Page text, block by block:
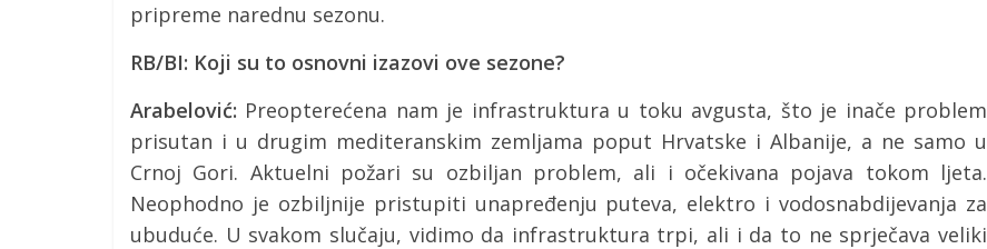
pripreme narednu sezonu.
RB/BI: Koji su to osnovni izazovi ove sezone?
Arabelović: Preopterećena nam je infrastruktura u toku avgusta, što je inače problem
prisutan i u drugim mediteranskim zemljama poput Hrvatske i Albanije, a ne samo u
Crnoj Gori. Aktuelni požari su ozbiljan problem, ali i očekivana pojava tokom ljeta.
Neophodno je ozbiljnije pristupiti unapređenju puteva, elektro i vodosnabdijevanja za
ubuduće. U svakom slučaju, vidimo da infrastruktura trpi, ali i da to ne sprječava veliki